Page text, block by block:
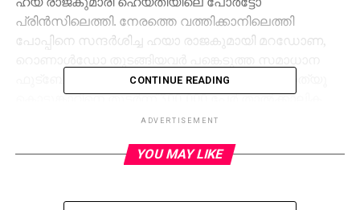
പ്രിന്‍സിലെത്തി. നേരത്തെ വത്തിക്കാനിലെത്തി
പോപ്പിനെ സന്ദര്‍ശിച്ച ഹയാ രാജകുമായി മറഡോണ,
ഫുട്‌ബോള്‍ മത്സരം വീക്ഷിക്കുകയും ചെയ്തു. മാത്യൂ
കൊടുങ്കാറ്റിനെ തുടര്‍ന്ന് 300,000 പേര്‍ താല്‍ക്കാലിക
താമസ സൗകര്യങ്ങളില്‍ കഴിയുന്നുണ്ടെന്നാണ്
CONTINUE READING
ADVERTISEMENT
YOU MAY LIKE